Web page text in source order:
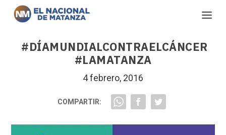
#DÍAMUNDIALCONTRAELCÁNCER
#LAMATANZA
4 febrero, 2016
COMPARTIR: